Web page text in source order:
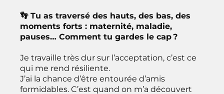
👣 Tu as traversé des hauts, des bas, des
moments forts : maternité, maladie,
pauses… Comment tu gardes le cap ?
Je travaille très dur sur l’acceptation, c’est ce
qui me rend résiliente.
J’ai la chance d’être entourée d’amis
formidables. C’est quand on m’a découvert